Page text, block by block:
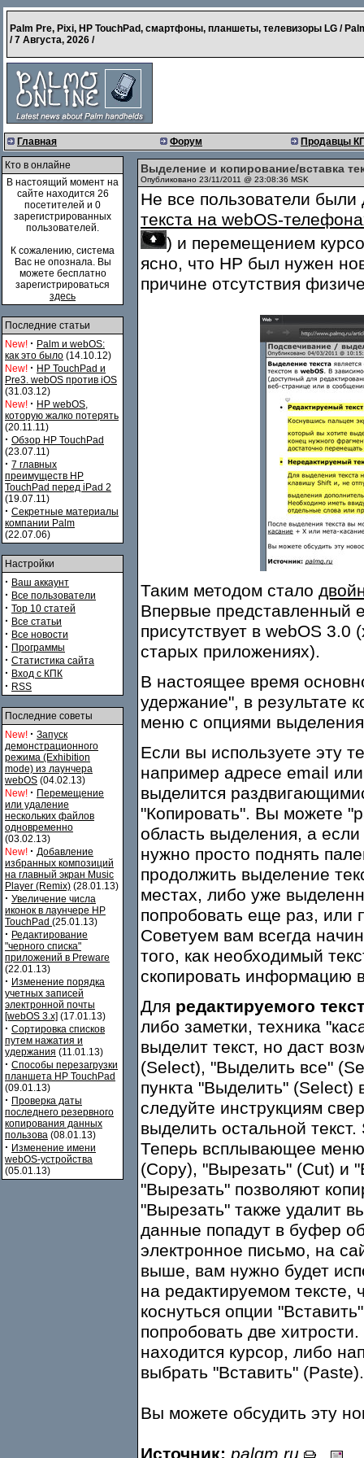
Palm Pre, Pixi, HP TouchPad, смартфоны, планшеты, телевизоры LG /
/7 Августа, 2026 /
Главная Форум Продавцы
Кто в онлайне
В настоящий момент на
сайте находится 26
посетителей и 0
зарегистрированных
пользователей.
К сожалению, система
Вас не опознала. Вы
можете бесплатно
зарегистрироваться
здесь
Последние статьи
New! · Palm и webOS:
как это было (14.10.12)
New! · HP TouchPad и
Pre3. webOS против iOS
(31.03.12)
New! · HP webOS,
которую жалко потерять
(20.11.11)
· Обзор HP TouchPad
(23.07.11)
· 7 главных
преимуществ HP
TouchPad перед iPad 2
(19.07.11)
· Секретные материалы
компании Palm
(22.07.06)
Настройки
· Ваш аккаунт
· Все пользователи
· Top 10 статей
· Все статьи
· Все новости
· Программы
· Статистика сайта
· Вход с КПК
· RSS
Последние советы
New! · Запуск
демонстрационного
режима (Exhibition
mode) из лаунчера
webOS (04.02.13)
New! · Перемещение
или удаление
нескольких файлов
одновременно
(03.02.13)
New! · Добавление
избранных композиций
на главный экран Music
Player (Remix) (28.01.13)
· Увеличение числа
иконок в лаунчере HP
TouchPad (25.01.13)
· Редактирование
"черного списка"
приложений в Preware
(22.01.13)
· Изменение порядка
учетных записей
электронной почты
[webOS 3.x] (17.01.13)
· Сортировка списков
путем нажатия и
удержания (11.01.13)
· Способы перезагрузки
планшета HP TouchPad
(09.01.13)
· Проверка даты
последнего резервного
копирования данных
пользова (08.01.13)
· Изменение имени
webOS-устройства
(05.01.13)
Выделение и копирование/вставка
Опубликовано 23/11/2011 @ 23:08:36 MSK
Не все пользователи
текста на webOS-
) и перемещением
ясно, что HP был нужен
причине отсутствия
Таким методом стало
Впервые представленный
присутствует в webOS 3.0
старых приложениях).
В настоящее время
удержание", в результате
меню с опциями
Если вы используете эту
например адресе email
выделится
"Копировать". Вы можете
область выделения, а
нужно просто поднять
продолжить выделение
местах, либо уже
попробовать еще раз, или
Советуем вам всегда
того, как необходимый
скопировать информацию
Для редактируемого
либо заметки, техника
выделит текст, но даст
(Select), "Выделить все"
пункта "Выделить" (Select)
следуйте инструкциям
выделить остальной
Теперь всплывающее меню
(Copy), "Вырезать" (Cut) и
"Вырезать" позволяют
"Вырезать" также удалит
данные попадут в буфер
электронное письмо, на
выше, вам нужно будет
на редактируемом
коснуться опции
попробовать две
находится курсор, либо
выбрать "Вставить" (Paste).
Вы можете обсудить эту
Источник: palqm.ru